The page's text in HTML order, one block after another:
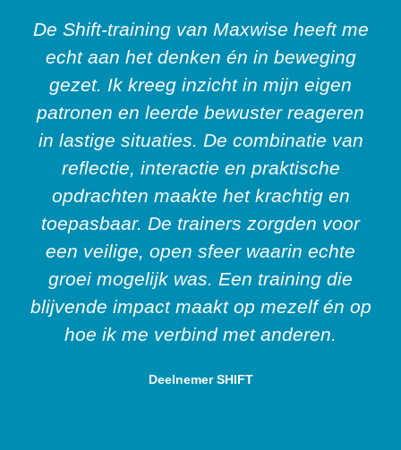
De Shift-training van Maxwise heeft me
echt aan het denken én in beweging
gezet. Ik kreeg inzicht in mijn eigen
patronen en leerde bewuster reageren
in lastige situaties. De combinatie van
reflectie, interactie en praktische
opdrachten maakte het krachtig en
toepasbaar. De trainers zorgden voor
een veilige, open sfeer waarin echte
groei mogelijk was. Een training die
blijvende impact maakt op mezelf én op
hoe ik me verbind met anderen.
Deelnemer SHIFT